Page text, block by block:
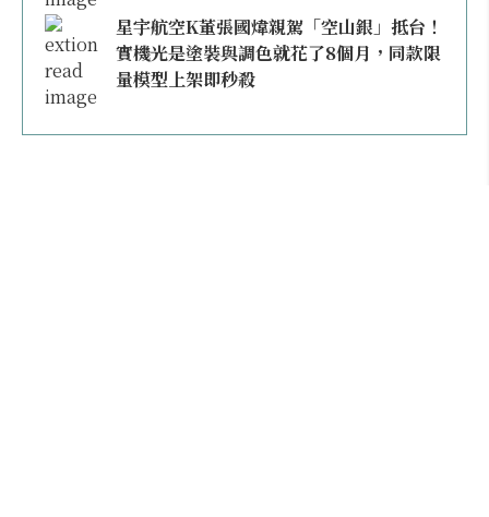
星宇航空K董張國煒親駕「空山銀」抵台！
實機光是塗裝與調色就花了8個月，同款限
量模型上架即秒殺